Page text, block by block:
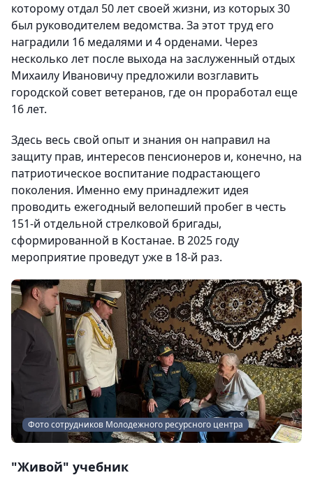
которому отдал 50 лет своей жизни, из которых 30
был руководителем ведомства. За этот труд его
наградили 16 медалями и 4 орденами. Через
несколько лет после выхода на заслуженный отдых
Михаилу Ивановичу предложили возглавить
городской совет ветеранов, где он проработал еще
16 лет.
Здесь весь свой опыт и знания он направил на
защиту прав, интересов пенсионеров и, конечно, на
патриотическое воспитание подрастающего
поколения. Именно ему принадлежит идея
проводить ежегодный велопеший пробег в честь
151-й отдельной стрелковой бригады,
сформированной в Костанае. В 2025 году
мероприятие проведут уже в 18-й раз.
Фото сотрудников Молодежного ресурсного центра
"Живой" учебник